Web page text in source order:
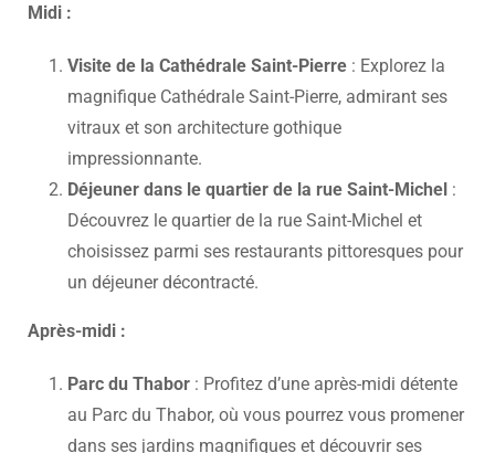
Midi :
Visite de la Cathédrale Saint-Pierre : Explorez la
magnifique Cathédrale Saint-Pierre, admirant ses
vitraux et son architecture gothique
impressionnante.
Déjeuner dans le quartier de la rue Saint-Michel :
Découvrez le quartier de la rue Saint-Michel et
choisissez parmi ses restaurants pittoresques pour
un déjeuner décontracté.
Après-midi :
Parc du Thabor : Profitez d’une après-midi détente
au Parc du Thabor, où vous pourrez vous promener
dans ses jardins magnifiques et découvrir ses